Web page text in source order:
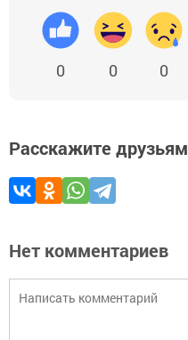
0 0 0
Расскажите друзьям
Нет комментариев